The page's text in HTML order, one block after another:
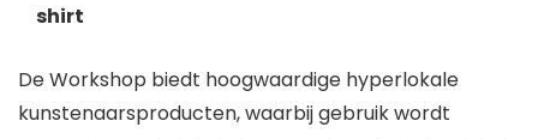
shirt
De Workshop biedt hoogwaardige hyperlokale
kunstenaarsproducten, waarbij gebruik wordt